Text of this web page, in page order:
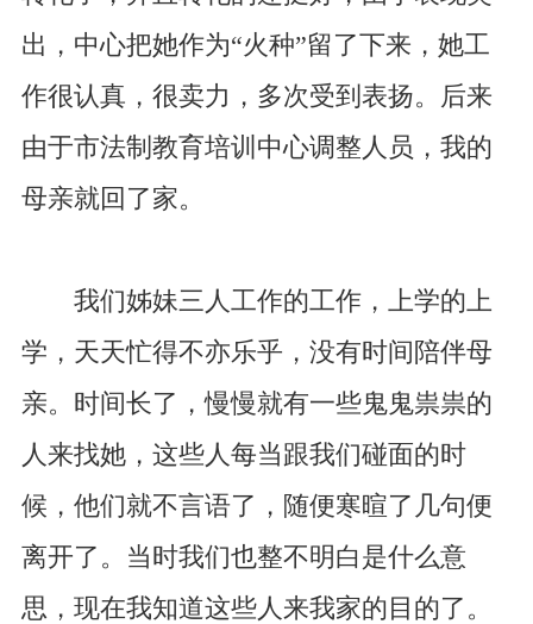
出，中心把她作为“火种”留了下来，她工
作很认真，很卖力，多次受到表扬。后来
由于市法制教育培训中心调整人员，我的
母亲就回了家。
我们姊妹三人工作的工作，上学的上
学，天天忙得不亦乐乎，没有时间陪伴母
亲。时间长了，慢慢就有一些鬼鬼祟祟的
人来找她，这些人每当跟我们碰面的时
候，他们就不言语了，随便寒暄了几句便
离开了。当时我们也整不明白是什么意
思，现在我知道这些人来我家的目的了。